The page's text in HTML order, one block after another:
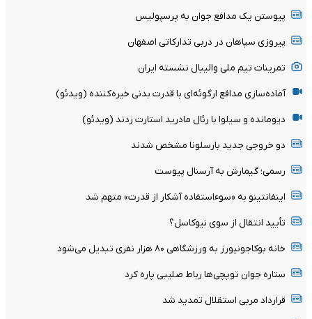
پیوستن یک مدافع جوان به پرسپولیس
پیروزی سپاهان در دربی تدارکاتی اصفهان
تمرینات تیم ملی والیبال نشسته ایران
آماده‌سازی مدافع ارگوئه‌ای با قدرت بدنی خیره‌کننده (ویدئو)
دیومانده و سیلوا با رئال مادرید استارت زدند (ویدئو)
دو خروجی جدید بارسلونا مشخص شدند
رسمی؛ گیمارش به آرسنال پیوست
اینفانتینو به «سوءاستفاده آشکار از قدرت» متهم شد
تأیید انتقال از سوی نیوکاسل؟
خانه بوکاجونیورز به ورزشگاهی ۸۰ هزار نفری تبدیل می‌شود
ستاره جوان توپچی‌ها رباط صلیبی پاره کرد
قرارداد مربی استقلال تمدید شد